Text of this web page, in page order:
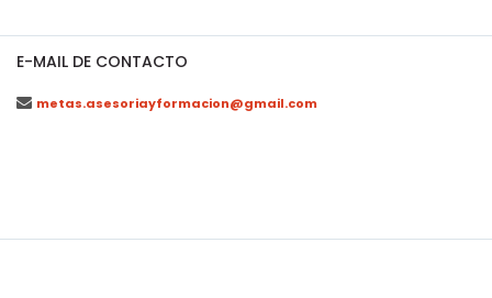
E-MAIL DE CONTACTO
metas.asesoriayformacion@gmail.com